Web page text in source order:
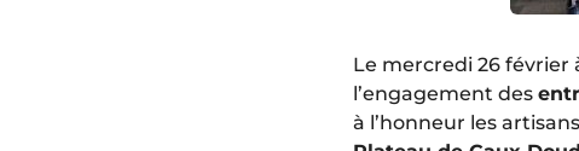
Le mercredi 26 février
l’engagement des
à l’honneur les